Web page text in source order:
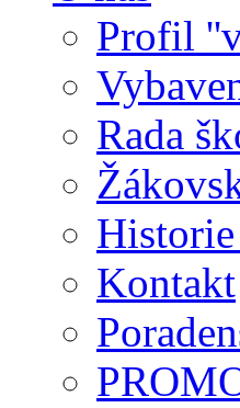
Profil
Rada
Kontakt